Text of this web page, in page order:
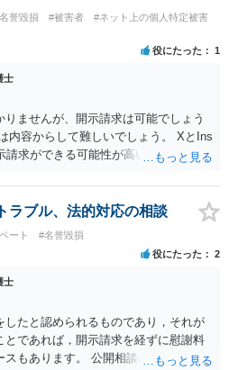
誉毀損 #被害者
#ネット上の個人特定被害
役にたった 1
士
ませんが、開示請求は可能でしょう
内容からして難しいでしょう。 XとIns
請求ができる可能性が高いでしょう。
が削除されている場合、今から進め
思われます。 相手を特定できた場
負担させることは可能でしょうか？ →
負担させることができるでしょう。
の弁護士費用が認められる場合と認
ないところでしょう。
ラブル、法的対応の相談
ート #名誉毀損
役にたった 2
士
たと認められるものであり，それが
であれば，開示請求を経ずに慰謝料
もあります。 公開相談の場では回答